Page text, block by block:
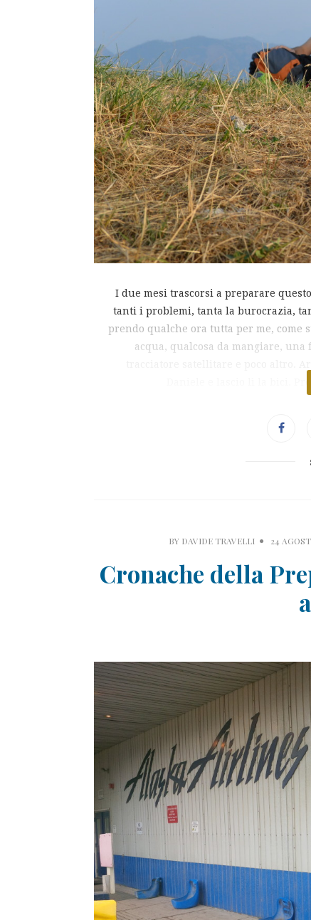
I due mesi trascorsi a preparare
tanti i problemi, tanta la burocrazia,
prendo qualche ora tutta per me, come
acqua, qualcosa da mangiare,
Daniele e lascio lì la bici.
BY DAVIDE TRAVELLI 24
Cronache della